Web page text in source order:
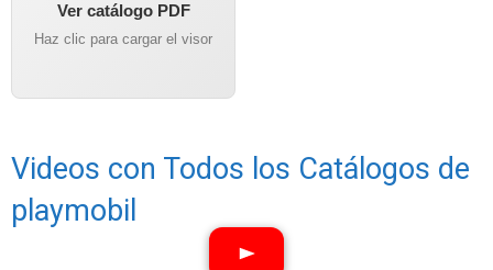
Ver catálogo PDF
Haz clic para cargar el visor
Videos con Todos los Catálogos de
playmobil